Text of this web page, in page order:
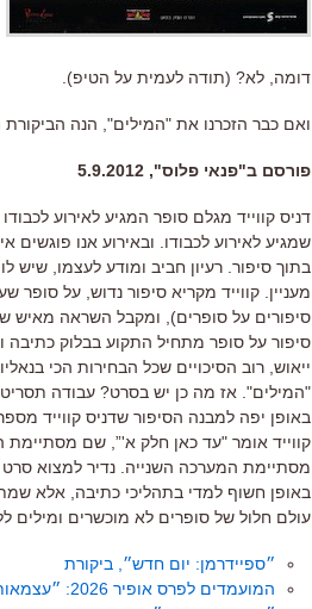
דומה, לא? (תודה לעמית על הטיפ).
ואם כבר הזכרנו את "המילים", הנה
פורסם ב"פנאי פלוס", 5.9.2012
דניס קווייד מגלם סופר המגיע לאירוע
שמגיע לאירוע לכבודו. ובאירוע אנו
בתוך סיפור. רעיון חביב ומודע לעצמו,
מעניין. קווייד מקריא סיפור נדוש, על סופר
סיפורים על סופרים), ומקבל השראה מאיש
סיפור על סופר מתחיל התקוע בבלוק
ייאוש, רוב הסיכויים שכל הבחירות הכי
"המילים". אז מה כן יש בסרט? עבודה
באופן יפה למבנה הסיפור שדניס קווייד
קווייד אומר "עד כאן חלק א'”, שם
מסתיימת המערכה השנייה. נדיר למצוא סרט
באופן חשוף למדי בתהליכי כתיבה, אלא
עולם חלול של סופרים לא מוכשרים ומילים
״ספיידרמן: יום חדש״, ביקורת
המועמדים לפרס אופיר 2026: ״עצמאות״ מוביל